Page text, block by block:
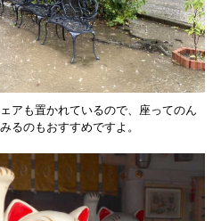
アも置かれているので、座ってのん
るのもおすすめですよ。